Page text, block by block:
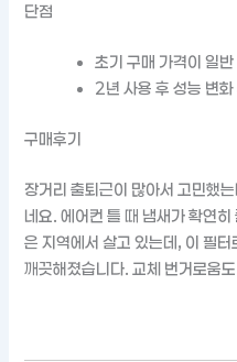
단점
초기 구매 가격이 일
2년 사용 후 성능 변
구매후기
장거리 출퇴근이 많아서 고민했
네요. 에어컨 틀 때 냄새가 확연
은 지역에서 살고 있는데, 이 필
깨끗해졌습니다. 교체 번거로움